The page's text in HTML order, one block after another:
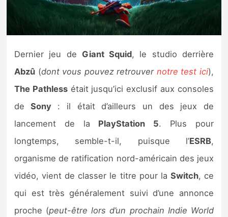
Nintendo Direct
Tests et previews
Tests de jeux
Tests d’accessoires
Autres tests
Previews
Précommandes
Précommandes jeux Switch 2
Dernier jeu de Giant Squid, le studio derrière
Abzû (dont vous pouvez retrouver notre test ici),
The Pathlessétait jusqu’ici exclusif aux consoles
de Sony: il était d’ailleurs un des jeux de
lancement de la PlayStation 5. Plus pour
longtemps, semble-t-il, puisque l’ESRB,
organisme de ratification nord-américain des jeux
vidéo, vient de classer le titre pour la Switch, ce
qui est très généralement suivi d’une annonce
proche (peut-être lors d’un prochain Indie World